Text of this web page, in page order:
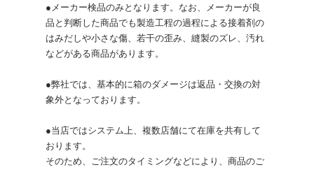
●メーカー検品のみとなります。なお、メーカーが良
品と判断した商品でも製造工程の過程による接着剤の
はみだしや小さな傷、若干の歪み、縫製のズレ、汚れ
などがある商品があります。
●弊社では、基本的に箱のダメージは返品・交換の対
象外となっております。
●当店ではシステム上、複数店舗にて在庫を共有して
おります。
そのため、ご注文のタイミングなどにより、商品のご